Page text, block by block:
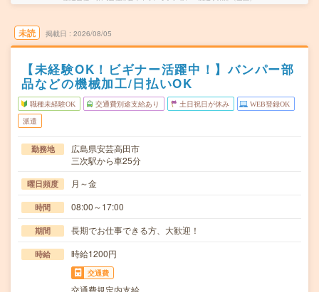
未読 掲載日 2026/08/05
【未経験OK！ビギナー活躍中！】バンパー部
品などの機械加工/日払いOK
職種未経験OK 交通費別途支給あり 土日祝日が休み WEB登録OK
派遣
勤務地
広島県安芸高田市
三次駅から車25分
曜日頻度 月～金
時間 08:00～17:00
期間 長期でお仕事できる方、大歓迎！
時給 時給1200円
交通費
交通費規定内支給